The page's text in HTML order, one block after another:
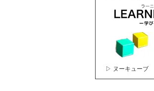
▷ ヌーキューブ